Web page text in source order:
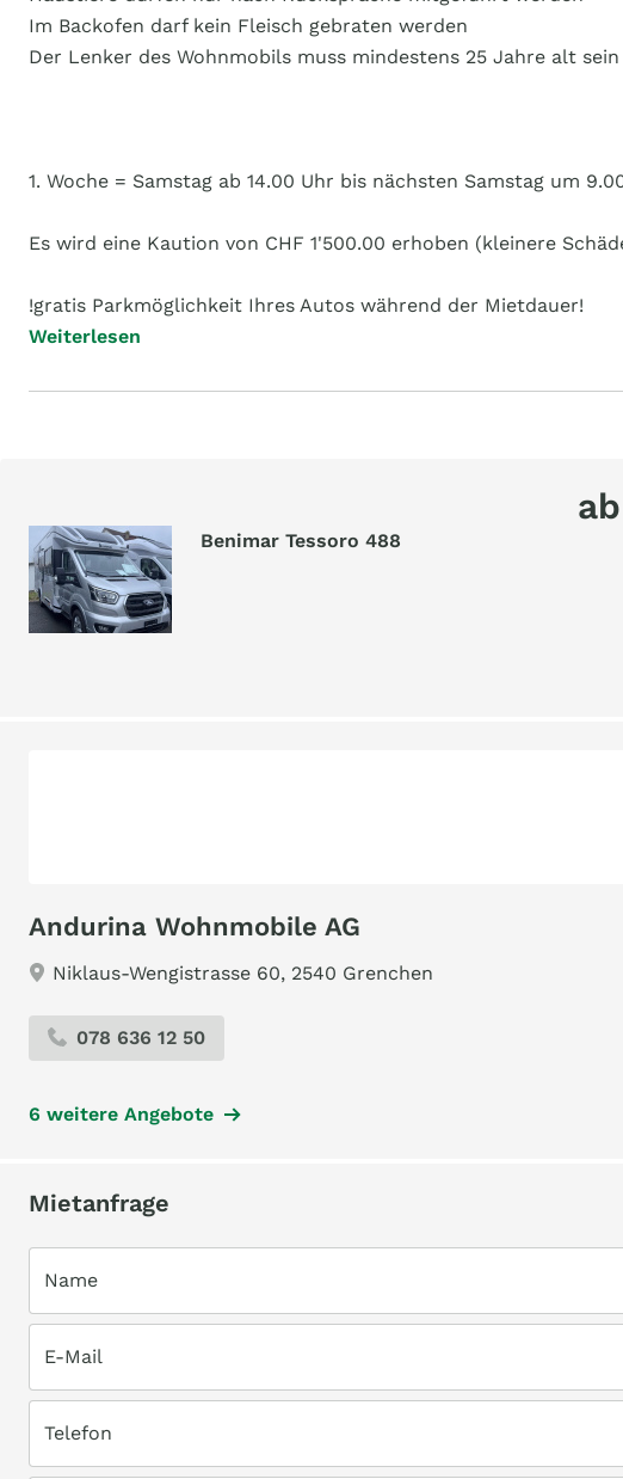
Im Backofen darf kein Fleisch gebraten werden
Der Lenker des Wohnmobils muss mindestens 25 Jahre alt sein
1. Woche = Samstag ab 14.00 Uhr bis nächsten Samstag um
Es wird eine Kaution von CHF 1'500.00 erhoben (kleinere
!gratis Parkmöglichkeit Ihres Autos während der Mietdauer!
Weiterlesen
Benimar Tessoro 488
Andurina Wohnmobile AG
Niklaus-Wengistrasse 60, 2540 Grenchen
078 636 12 50
6 weitere Angebote
Mietanfrage
Name
E-Mail
Telefon